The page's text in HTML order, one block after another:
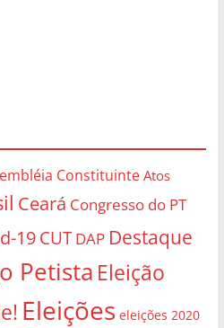
Constituinte Atos
Ceará Congresso do PT
19CUT DAP Destaque
Petista Eleição
Eleições eleições 2020